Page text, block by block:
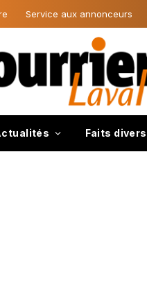
Service aux annonceurs
Faits divers